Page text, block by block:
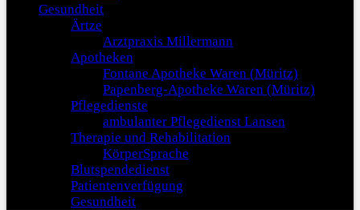
Gesundheit
Ärtze
Arztpraxis Millermann
Apotheken
Fontane Apotheke Waren (Müritz)
Papenberg-Apotheke Waren (Müritz)
Pflegedienste
ambulanter Pflegedienst Lansen
Therapie und Rehabilitation
KörperSprache
Blutspendedienst
Patientenverfügung
Gesundheit